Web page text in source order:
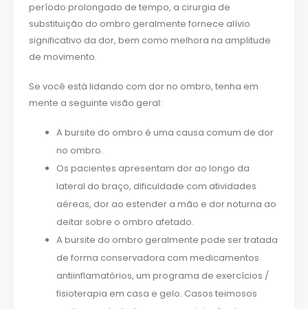
período prolongado de tempo, a cirurgia de
substituição do ombro geralmente fornece alívio
significativo da dor, bem como melhora na amplitude
de movimento.
Se você está lidando com dor no ombro, tenha em
mente a seguinte visão geral:
A bursite do ombro é uma causa comum de dor
no ombro.
Os pacientes apresentam dor ao longo da
lateral do braço, dificuldade com atividades
aéreas, dor ao estender a mão e dor noturna ao
deitar sobre o ombro afetado.
A bursite do ombro geralmente pode ser tratada
de forma conservadora com medicamentos
antiinflamatórios, um programa de exercícios /
fisioterapia em casa e gelo. Casos teimosos